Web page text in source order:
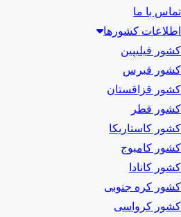
تماس با ما
اطلاعات کشورها
کشور فیلیپین
کشور قبرس
کشور قزاقستان
کشور قطر
کشور کاستاریکا
کشور کامبوج
کشور کانادا
کشور کره جنوبی
کشور کرواسی